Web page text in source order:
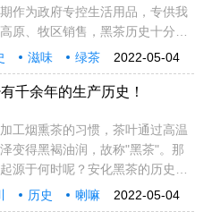
作为政府专控生活用品，专供我
原、牧区销售，黑茶历史十分悠
历史来由为了方便运输与储藏，
实践和摸索，古代茶人制作出了
2022-05-04
滋味
绿茶
世界 原料
原本
用 时期 环境 细嫩
千余年的生产历史！
工烟熏茶的习惯，茶叶通过高温
变得黑褐油润，故称"黑茶"。那
源于何时呢？安化黑茶的历史来
年(公元1524年)，"产地有限，悉
安化黑茶采用锅炒杀青、踹揉、
2022-05-04
历史
喇嘛
独特 醇和
公元